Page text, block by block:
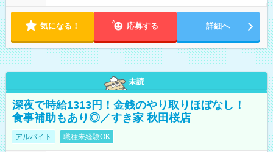
気になる！ 応募する 詳細へ
未読
深夜で時給1313円！金銭のやり取りほぼなし！
食事補助もあり◎／すき家 秋田桜店
アルバイト 職種未経験OK